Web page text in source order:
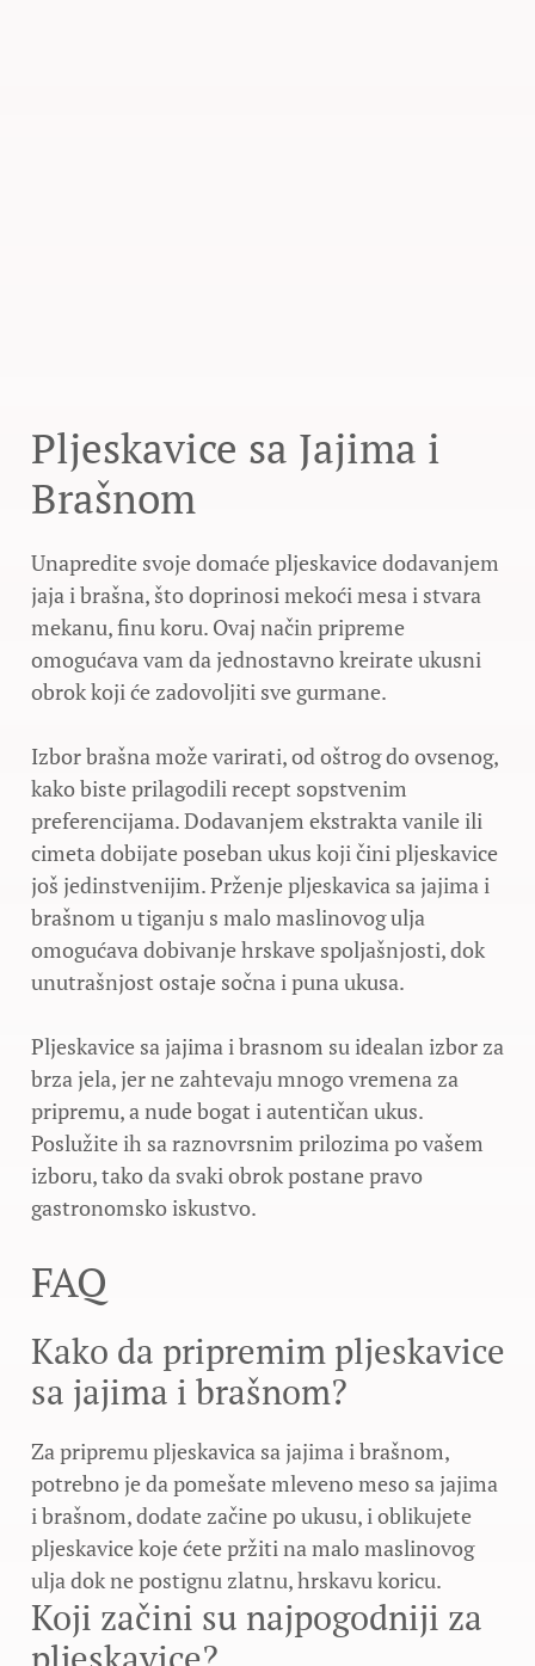
Pljeskavice sa Jajima i
Brašnom
Unapredite svoje domaće pljeskavice dodavanjem
jaja i brašna, što doprinosi mekoći mesa i stvara
mekanu, finu koru. Ovaj način pripreme
omogućava vam da jednostavno kreirate ukusni
obrok koji će zadovoljiti sve gurmane.
Izbor brašna može varirati, od oštrog do ovsenog,
kako biste prilagodili recept sopstvenim
preferencijama. Dodavanjem ekstrakta vanile ili
cimeta dobijate poseban ukus koji čini pljeskavice
još jedinstvenijim. Prženje pljeskavica sa jajima i
brašnom u tiganju s malo maslinovog ulja
omogućava dobivanje hrskave spoljašnjosti, dok
unutrašnjost ostaje sočna i puna ukusa.
Pljeskavice sa jajima i brasnom su idealan izbor za
brza jela, jer ne zahtevaju mnogo vremena za
pripremu, a nude bogat i autentičan ukus.
Poslužite ih sa raznovrsnim prilozima po vašem
izboru, tako da svaki obrok postane pravo
gastronomsko iskustvo.
FAQ
Kako da pripremim pljeskavice
sa jajima i brašnom?
Za pripremu pljeskavica sa jajima i brašnom,
potrebno je da pomešate mleveno meso sa jajima
i brašnom, dodate začine po ukusu, i oblikujete
pljeskavice koje ćete pržiti na malo maslinovog
ulja dok ne postignu zlatnu, hrskavu koricu.
Koji začini su najpogodniji za